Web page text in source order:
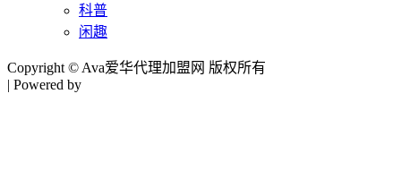
科普
闲趣
Copyright © Ava爱华代理加盟网 版权所有
| Powered by